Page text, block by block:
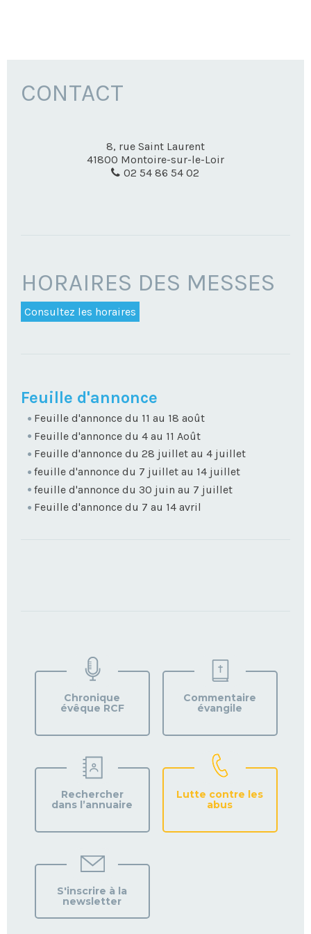
CONTACT
8, rue Saint Laurent
41800 Montoire-sur-le-Loir
02 54 86 54 02
HORAIRES DES MESSES
Consultez les horaires
NAVIGATION
Feuille d'annonce
Feuille d'annonce du 11 au 18 août
Feuille d'annonce du 4 au 11 Août
Feuille d'annonce du 28 juillet au 4 juillet
feuille d'annonce du 7 juillet au 14 juillet
feuille d'annonce du 30 juin au 7 juillet
Feuille d'annonce du 7 au 14 avril
PAROISSE
Chronique
évêque RCF
Commentaire
évangile
Rechercher
dans l’annuaire
Lutte contre les
abus
S'inscrire à la
newsletter